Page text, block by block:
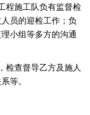
程施工队负有监督检
员的迎检工作；负
小组等多方的沟通
检查督导乙方及施人
等。